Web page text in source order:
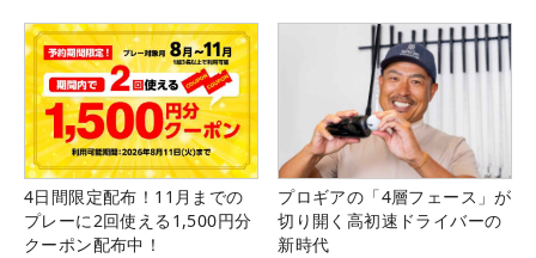
4日間限定配布！11月までの
プレーに2回使える1,500円分
クーポン配布中！
プロギアの「4層フェース」が
切り開く高初速ドライバーの
新時代